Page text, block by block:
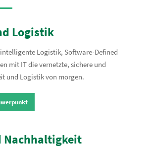
Logistik
Logistik, Software-Defined
mit IT die vernetzte, sichere und
und Logistik von morgen.
Nachhaltigkeit